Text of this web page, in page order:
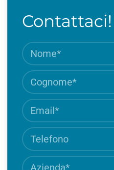
Contattaci!
Nome
Cognome
Email
Telefono
Azienda